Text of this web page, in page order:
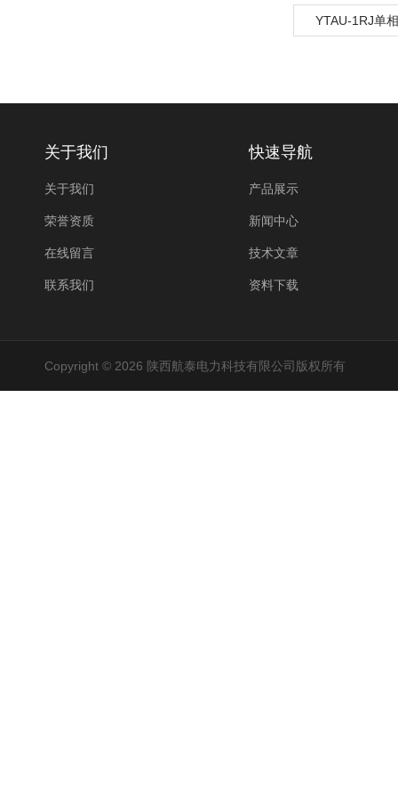
YTAU-1RJ单
关于我们
关于我们
荣誉资质
在线留言
联系我们
快速导航
产品展示
新闻中心
技术文章
资料下载
Copyright © 2026 陕西航泰电力科技有限公司版权所有